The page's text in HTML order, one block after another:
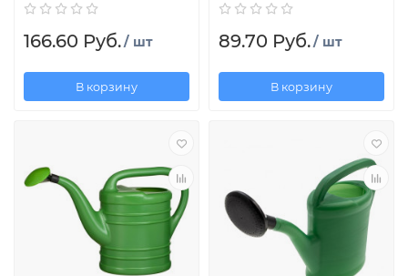
166.60 Руб./ шт
В корзину
89.70 Руб./ шт
В корзину